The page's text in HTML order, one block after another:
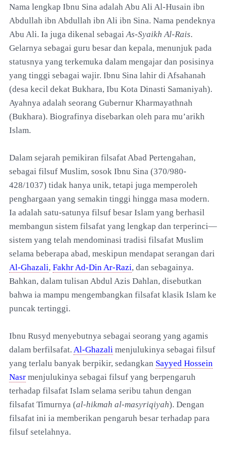
Nama lengkap Ibnu Sina adalah Abu Ali Al-Husain ibn
Abdullah ibn Abdullah ibn Ali ibn Sina. Nama pendeknya
Abu Ali. Ia juga dikenal sebagaiAs-Syaikh Al-Rais.
Gelarnya sebagai guru besar dan kepala, menunjuk pada
statusnya yang terkemuka dalam mengajar dan posisinya
yang tinggi sebagai wajir. Ibnu Sina lahir di Afsahanah
(desa kecil dekat Bukhara, Ibu Kota Dinasti Samaniyah).
Ayahnya adalah seorang Gubernur Kharmayathnah
(Bukhara). Biografinya disebarkan oleh para mu’arikh
Islam.
Dalam sejarah pemikiran filsafat Abad Pertengahan,
sebagai filsuf Muslim, sosok Ibnu Sina (370/980-
428/1037) tidak hanya unik, tetapi juga memperoleh
penghargaan yang semakin tinggi hingga masa modern.
Ia adalah satu-satunya filsuf besar Islam yang berhasil
membangun sistem filsafat yang lengkap dan terperinci—
sistem yang telah mendominasi tradisi filsafat Muslim
selama beberapa abad, meskipun mendapat serangan dari
Al-Ghazali, Fakhr Ad-Din Ar-Razi, dan sebagainya.
Bahkan, dalam tulisan Abdul Azis Dahlan, disebutkan
bahwa ia mampu mengembangkan filsafat klasik Islam ke
puncak tertinggi.
Ibnu Rusyd menyebutnya sebagai seorang yang agamis
dalam berfilsafat. Al-Ghazali menjulukinya sebagai filsuf
yang terlalu banyak berpikir, sedangkan Sayyed Hossein
Nasr menjulukinya sebagai filsuf yang berpengaruh
terhadap filsafat Islam selama seribu tahun dengan
filsafat Timurnya (al-hikmah al-masyriqiyah). Dengan
filsafat ini ia memberikan pengaruh besar terhadap para
filsuf setelahnya.